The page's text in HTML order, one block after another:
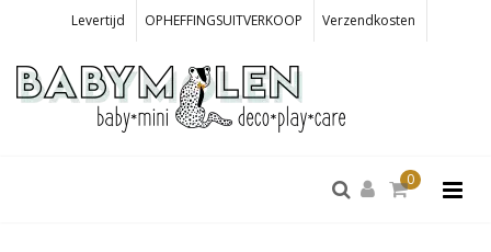
Levertijd OPHEFFINGSUITVERKOOP Verzendkosten
0